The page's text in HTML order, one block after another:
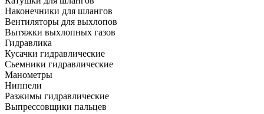
Наконечники для шлангов
Вентиляторы для выхлопов
Вытяжки выхлопных газов
Гидравлика
Кусачки гидравлические
Сьемники гидравлические
Манометры
Ниппели
Разжимы гидравлические
Выпрессовщики пальцев